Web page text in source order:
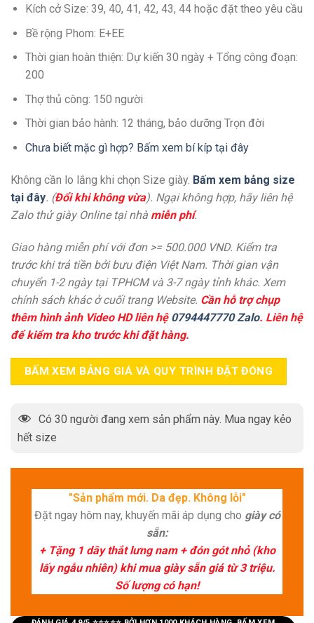
Kích cở Size: 39, 40, 41, 42, 43, 44 hoặc đặt theo yêu cầu
Bề rộng Phom: E+EE
Thời gian hoàn thiện: Dự kiến 30 ngày + Tổng công đoạn:
200
Thợ thủ công: 150 người
Thời gian bảo hành: 12 tháng, bảo dưỡng Trọn đời
Chưa biết mặc gì hợp? Bấm xem bí kíp tại đây
Không cần lo lắng khi chọn Size giày. Bấm xem bảng size
tại đây. (Đổi khi không vừa). Ngại không hợp, hãy liên hệ
Zalo thử giày Online tại nhà miễn phí.
Giao hàng miễn phí với đơn >= 500.000 VND. Kiểm tra
trước khi trả tiền bởi bưu điện Việt Nam. Thời gian vận
chuyển 1-2 ngày tại TPHCM và 3-7 ngày tỉnh khác. Xem
chính sách khác ở cuối trang Website. Cần hỗ trợ chụp
thêm hình ảnh Video HD liên hệ 0794447770 Zalo. Liên hệ
để kiểm tra kho trước khi đặt hàng.
BẤM XEM BẢNG GIÁ VÀ QUY TRÌNH ĐẶT ĐÓNG
Có 30 người đang xem sản phẩm này. Mua ngay kẻo
hết size
"Sản phẩm mới. Da đẹp. Không lỗi"
Đặt ngay hôm nay, khuyến mãi áp dụng cho giày có
sẵn:
+ Tặng 1 dây thắt lưng nam + đón gót nhỏ (kho
lấy ngẫu nhiên) khi mua giày sẵn giá từ 3 triệu.
Số lượng có hạn!